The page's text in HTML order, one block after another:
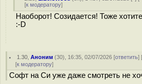
[к модератору]
Наоборот! Созидается! Тоже
:-D
1.30 ,Аноним (30), 16:35, 02/07/2026 [ответить] [
[к модератору]
Софт на Си уже даже смотреть не